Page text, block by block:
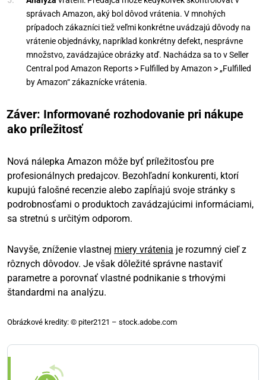
správach Amazon, aký bol dôvod vrátenia. V mnohých
prípadoch zákazníci tiež veľmi konkrétne uvádzajú dôvody na
vrátenie objednávky, napríklad konkrétny defekt, nesprávne
množstvo, zavádzajúce obrázky atď. Nachádza sa to v Seller
Central pod Amazon Reports > Fulfilled by Amazon > „Fulfilled
by Amazon“ zákaznícke vrátenia.
Záver: Informované rozhodovanie pri nákupe
ako príležitosť
Nová nálepka Amazon môže byť príležitosťou pre
profesionálnych predajcov. Bezohľadní konkurenti, ktorí
kupujú falošné recenzie alebo zapĺňajú svoje stránky s
podrobnosťami o produktoch zavádzajúcimi informáciami,
sa stretnú s určitým odporom.
Navyše, zníženie vlastnej miery vrátenia je rozumný cieľ z
rôznych dôvodov. Je však dôležité správne nastaviť
parametre a porovnať vlastné podnikanie s trhovými
štandardmi na analýzu.
Obrázkové kredity: © piter2121 – stock.adobe.com